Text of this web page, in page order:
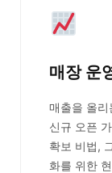
매장 운
매출을 올리
신규 오픈
확보 비법,
화를 위한